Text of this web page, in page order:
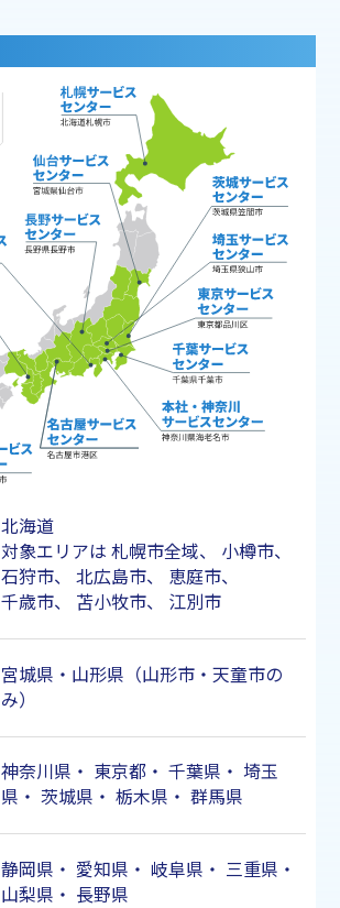
北海道
対象エリアは 札幌市全域、 小樽市、
石狩市、 北広島市、 恵庭市、
千歳市、 苫小牧市、 江別市
宮城県・山形県（山形市・天童市の
み）
神奈川県 ・ 東京都・ 千葉県 ・ 埼玉
県 ・ 茨城県 ・ 栃木県 ・ 群馬県
静岡県 ・ 愛知県 ・ 岐阜県 ・ 三重県 ・
山梨県 ・ 長野県